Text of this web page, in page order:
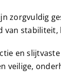
zorgvuldig
van
en
veilige,